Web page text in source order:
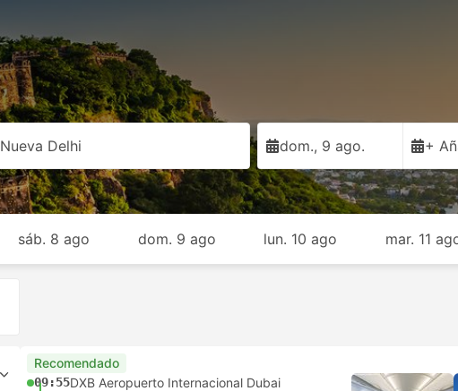
Nueva Delhi dom., 9 ago. +
sáb. 8 ago dom. 9 ago lun. 10 ago mar. 11
Recomendado
09:55DXB Aeropuerto Internacional Dubai